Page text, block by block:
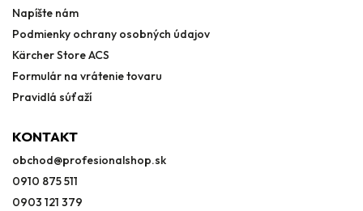
Napíšte nám
Podmienky ochrany osobných údajov
Kärcher Store ACS
Formulár na vrátenie tovaru
Pravidlá súťaží
KONTAKT
obchod@profesionalshop.sk
0910 875 511
0903 121 379